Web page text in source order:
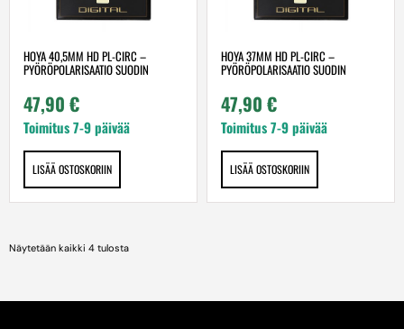
HOYA 40,5MM HD PL-CIRC –
PYÖRÖPOLARISAATIO SUODIN
47,90 €
Toimitus 7-9 päivää
LISÄÄ OSTOSKORIIN
HOYA 37MM HD PL-CIRC –
PYÖRÖPOLARISAATIO SUODIN
47,90 €
Toimitus 7-9 päivää
LISÄÄ OSTOSKORIIN
Näytetään kaikki 4 tulosta